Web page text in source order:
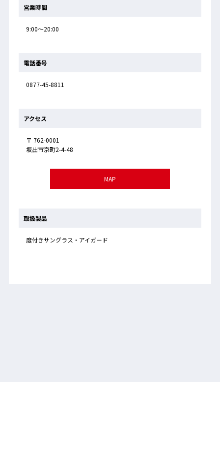
営業時間
9:00～20:00
電話番号
0877-45-8811
アクセス
〒 762-0001
坂出市京町2-4-48
MAP
取扱製品
度付きサングラス・アイガード